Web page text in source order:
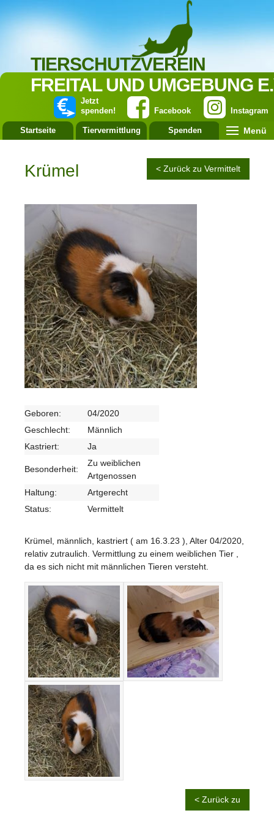
TIERSCHUTZVEREIN
FREITAL UND UMGEBUNG
Instagram
Facebook
Jetzt
spenden!
Startseite Tiervermittlung Spenden Menü
Krümel < Zurück zu Vermittelt
Geboren:
04/2020
Geschlecht:
Männlich
Kastriert:
Ja
Besonderheit:
Zu weiblichen
Artgenossen
Haltung:
Artgerecht
Status:
Vermittelt
Krümel, männlich, kastriert ( am 16.3.23 ), Alter 04/2020,
relativ zutraulich. Vermittlung zu einem weiblichen Tier ,
da es sich nicht mit männlichen Tieren versteht.
< Zurück zu